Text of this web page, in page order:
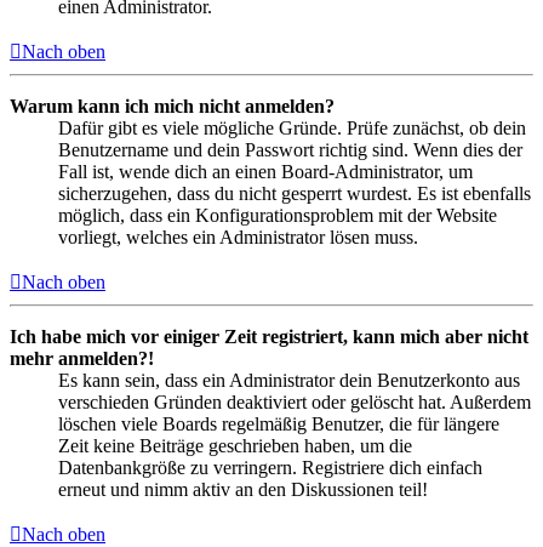
einen Administrator.
Nach oben
Warum kann ich mich nicht anmelden?
Dafür gibt es viele mögliche Gründe. Prüfe zunächst, ob dein
Benutzername und dein Passwort richtig sind. Wenn dies der
Fall ist, wende dich an einen Board-Administrator, um
sicherzugehen, dass du nicht gesperrt wurdest. Es ist ebenfalls
möglich, dass ein Konfigurationsproblem mit der Website
vorliegt, welches ein Administrator lösen muss.
Nach oben
Ich habe mich vor einiger Zeit registriert, kann mich aber nicht
mehr anmelden?!
Es kann sein, dass ein Administrator dein Benutzerkonto aus
verschieden Gründen deaktiviert oder gelöscht hat. Außerdem
löschen viele Boards regelmäßig Benutzer, die für längere
Zeit keine Beiträge geschrieben haben, um die
Datenbankgröße zu verringern. Registriere dich einfach
erneut und nimm aktiv an den Diskussionen teil!
Nach oben